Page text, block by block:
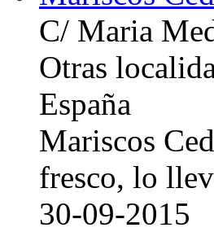
C/ Maria
Otras
España
Mariscos
fresco, lo
30-09-2015